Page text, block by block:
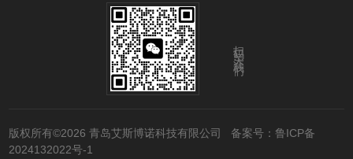
扫码关注我们
版权所有©2026 青岛艾斯博诺科技有限公司 备案号：鲁ICP备
2024132022号-1